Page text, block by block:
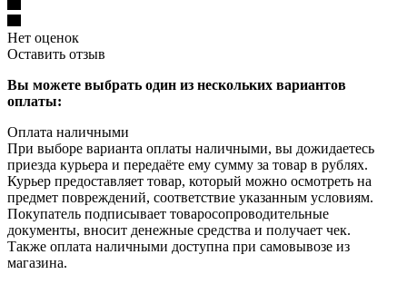
Нет оценок
Оставить отзыв
Вы можете выбрать один из нескольких вариантов
оплаты:
Оплата наличными
При выборе варианта оплаты наличными, вы дожидаетесь
приезда курьера и передаёте ему сумму за товар в рублях.
Курьер предоставляет товар, который можно осмотреть на
предмет повреждений, соответствие указанным условиям.
Покупатель подписывает товаросопроводительные
документы, вносит денежные средства и получает чек.
Также оплата наличными доступна при самовывозе из
магазина.